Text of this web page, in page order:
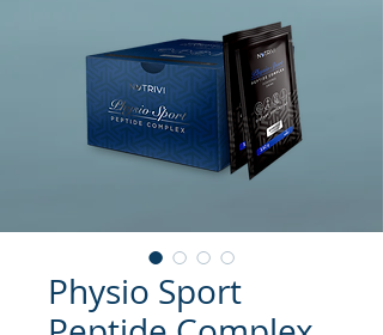
Physio Sport